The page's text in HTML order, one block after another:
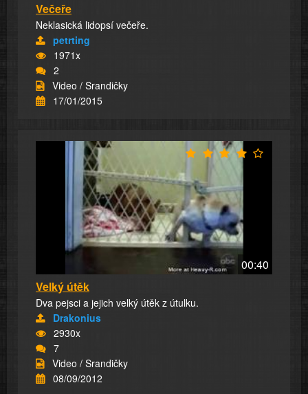
Večeře
Neklasická lidopsí večeře.
petrting
1971x
2
Video / Srandičky
17/01/2015
00:40
Velký útěk
Dva pejsci a jejich velký útěk z útulku.
Drakonius
2930x
7
Video / Srandičky
08/09/2012